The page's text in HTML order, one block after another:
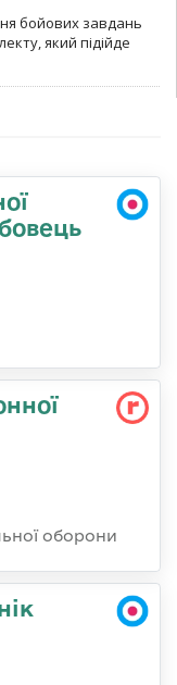
бойових завдань
який підійде
оборони